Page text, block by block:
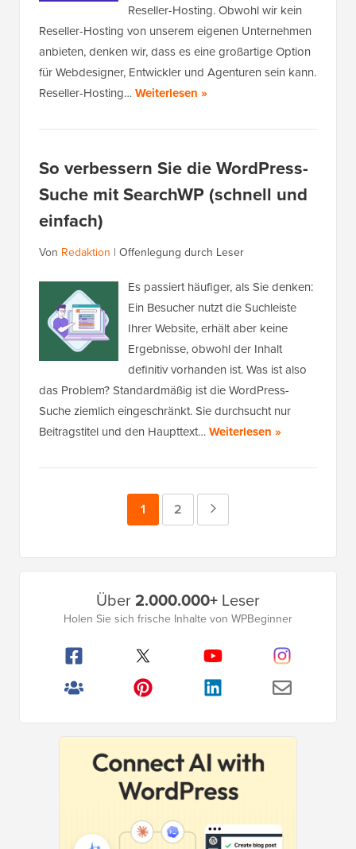
Reseller-Hosting. Obwohl wir kein
Reseller-Hosting von unserem eigenen Unternehmen
anbieten, denken wir, dass es eine großartige Option
für Webdesigner, Entwickler und Agenturen sein kann.
Reseller-Hosting…Weiterlesen »
So verbessern Sie die WordPress-
Suche mit SearchWP (schnell und
einfach)
Von Redaktion | Offenlegung durch Leser
Es passiert häufiger, als Sie denken:
Ein Besucher nutzt die Suchleiste
Ihrer Website, erhält aber keine
Ergebnisse, obwohl der Inhalt
definitiv vorhanden ist. Was ist also
das Problem? Standardmäßig ist die WordPress-
Suche ziemlich eingeschränkt. Sie durchsucht nur
Beitragstitel und den Haupttext…Weiterlesen »
Seite
1 Seite
2
Seitenleistenmenü
Über2.000.000+ Leser
Holen Sie sich frische Inhalte von WPBeginner